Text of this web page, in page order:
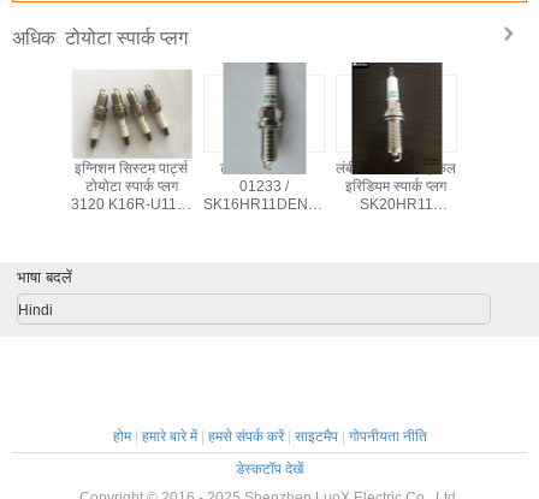
अधिक टोयोटा स्पार्क प्लग
इग्निशन सिस्टम पार्ट्स
टोयोटा स्पार्क प्लग
3120 K16R-U11 U
टोयोटा 90919-
01233 /
SK16HR11DENSO
लंबी धागा मोटरसाइकिल
इरिडियम स्पार्क प्लग
SK20HR11
भाषा बदलें
Hindi
होम| हमारे बारे में| हमसे संपर्क करें| साइटमैप| गोपनीयता नीति
डेस्कटॉप देखें